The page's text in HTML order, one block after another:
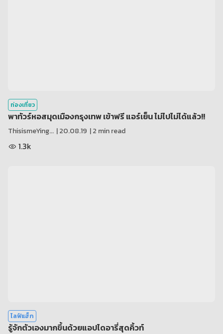
ท่องเที่ยว
พาทัวร์หอสมุดเมืองกรุงเทพ เข้าฟรี แอร์เย็น ไม่ไปไม่ได้แล้ว!!
ThisismeYing... |20.08.19 | 2 min read
1.3k
ไลฟ์แฮ็ก
รู้จักตัวเองมากขึ้นด้วยแอปไดอารี่สุดคิ้วท์